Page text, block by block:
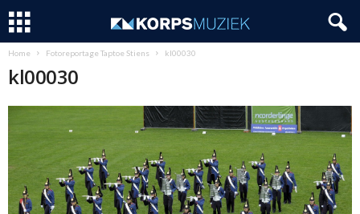
Home Fotoreportage Taptoe Stiens kl00030
kl00030